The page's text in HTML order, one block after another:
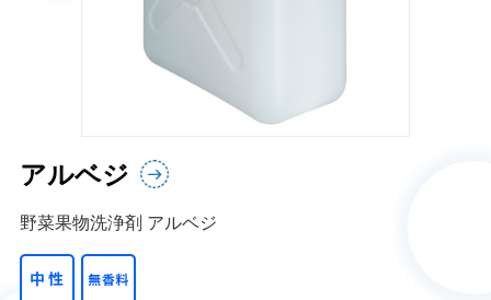
アルベジ
野菜果物洗浄剤 アルベジ